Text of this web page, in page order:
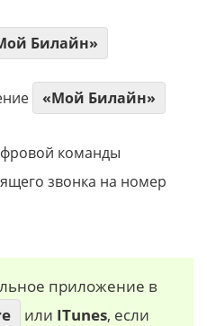
Билайн»
«Мой Билайн»
команды
звонка на номер
приложение в
или ITunes, если